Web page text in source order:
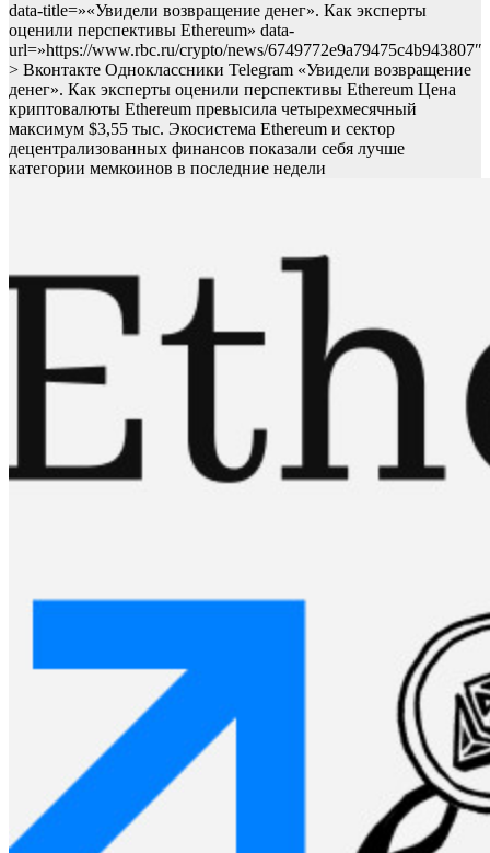
data-title=»«Увидели возвращение денег». Как эксперты
оценили перспективы Ethereum» data-
url=»https://www.rbc.ru/crypto/news/6749772e9a79475c4b943807″
> Вконтакте Одноклассники Telegram «Увидели возвращение
денег». Как эксперты оценили перспективы Ethereum Цена
криптовалюты Ethereum превысила четырехмесячный
максимум $3,55 тыс. Экосистема Ethereum и сектор
децентрализованных финансов показали себя лучше
категории мемкоинов в последние недели